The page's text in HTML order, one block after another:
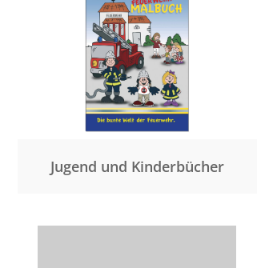
Jugend und Kinderbücher